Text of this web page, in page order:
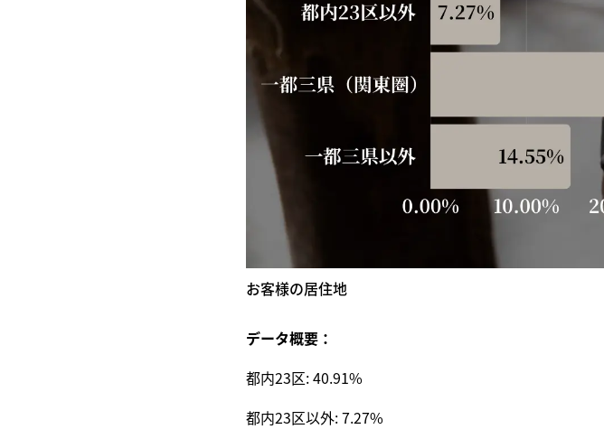
お客様の居住地
データ概要：
都内23区: 40.91%
都内23区以外: 7.27%